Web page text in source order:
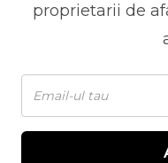
proprietarii de